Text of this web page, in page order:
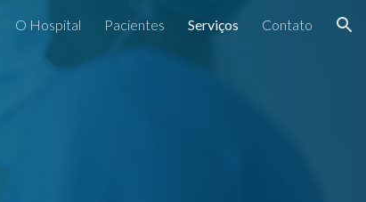
O Hospital Pacientes Serviços Contato